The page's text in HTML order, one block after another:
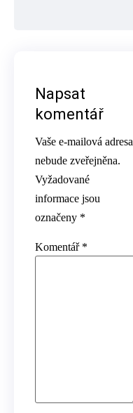
Napsat
komentář
Vaše e-mailová adresa
nebude zveřejněna.
Vyžadované
informace jsou
označeny *
Komentář *